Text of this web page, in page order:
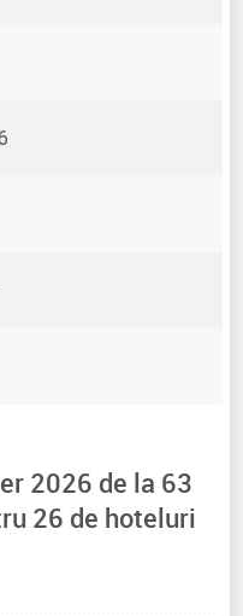
2026 de la 63
26 de hoteluri